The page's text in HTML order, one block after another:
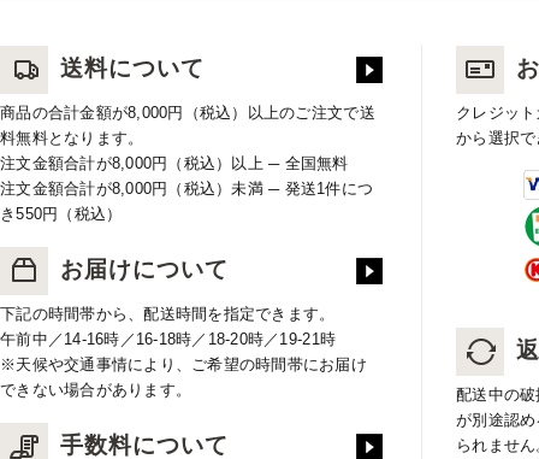
送料について
商品の合計金額が8,000円（税込）以上のご注文で送
料無料となります。
注文金額合計が8,000円（税込）以上 ─ 全国無料
注文金額合計が8,000円（税込）未満 ─ 発送1件につ
き550円（税込）
お届けについて
下記の時間帯から、配送時間を指定できます。
午前中／14-16時／16-18時／18-20時／19-21時
※天候や交通事情により、ご希望の時間帯にお届け
できない場合があります。
手数料について
クレジッ
から選択
配送中の
が別途認
られません